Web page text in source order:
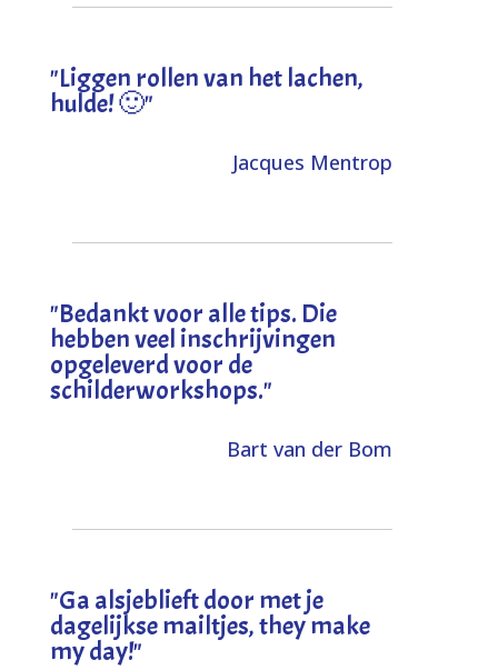
"Liggen rollen van het lachen,
hulde! 🙂"
Jacques Mentrop
"Bedankt voor alle tips. Die
hebben veel inschrijvingen
opgeleverd voor de
schilderworkshops."
Bart van der Bom
"Ga alsjeblieft door met je
dagelijkse mailtjes, they make
my day!"